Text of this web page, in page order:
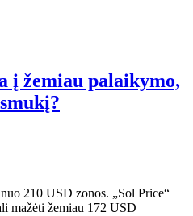
į žemiau palaikymo,
210 USD zonos. „Sol Price“
mažėti žemiau 172 USD